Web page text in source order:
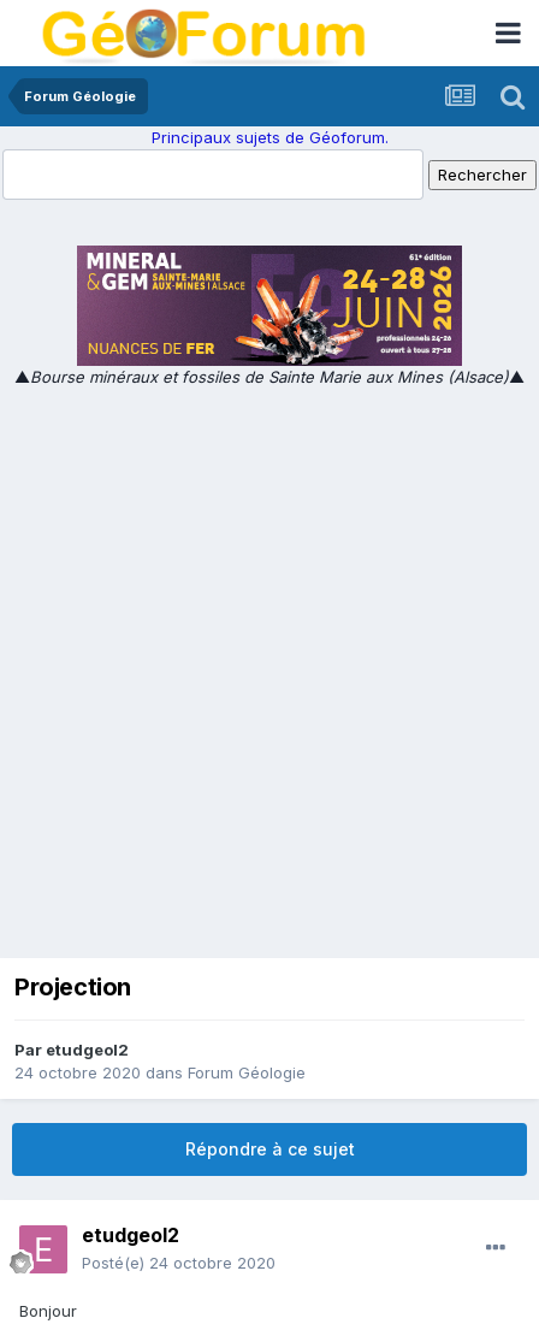
Forum Géologie
Principaux sujets de Géoforum.
▲Bourse minéraux et fossiles de Sainte Marie aux Mines (Alsace)▲
Projection
Par etudgeol2
24 octobre 2020 dans Forum Géologie
Répondre à ce sujet
etudgeol2
Posté(e) 24 octobre 2020
Bonjour